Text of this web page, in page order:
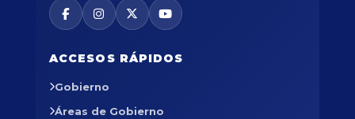
ACCESOS RÁPIDOS
Gobierno
Áreas de Gobierno